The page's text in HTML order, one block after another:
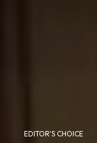
EDITOR'S CHOICE